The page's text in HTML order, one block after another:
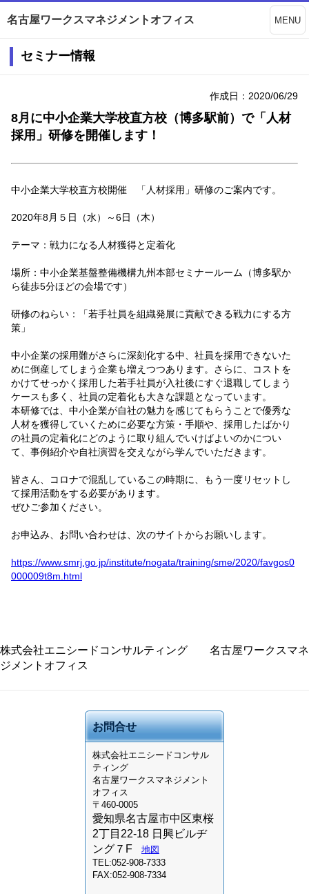
名古屋ワークスマネジメントオフィス MENU
セミナー情報
作成日：2020/06/29
8月に中小企業大学校直方校（博多駅前）で「人材
採用」研修を開催します！
中小企業大学校直方校開催 「人材採用」研修のご案内です。
2020年8月５日（水）～6日（木）
テーマ：戦力になる人材獲得と定着化
場所：中小企業基盤整備機構九州本部セミナールーム（博多駅か
ら徒歩5分ほどの会場です）
研修のねらい：「若手社員を組織発展に貢献できる戦力にする方
策」
中小企業の採用難がさらに深刻化する中、社員を採用できないた
めに倒産してしまう企業も増えつつあります。さらに、コストを
かけてせっかく採用した若手社員が入社後にすぐ退職してしまう
ケースも多く、社員の定着化も大きな課題となっています。
本研修では、中小企業が自社の魅力を感じてもらうことで優秀な
人材を獲得していくために必要な方策・手順や、採用したばかり
の社員の定着化にどのように取り組んでいけばよいのかについ
て、事例紹介や自社演習を交えながら学んでいただきます。
皆さん、コロナで混乱しているこの時期に、もう一度リセットし
て採用活動をする必要があります。
ぜひご参加ください。
お申込み、お問い合わせは、次のサイトからお願いします。
https://www.smrj.go.jp/institute/nogata/training/sme/2020/favgos0
000009t8m.html
株式会社エニシードコンサルティング 名古屋ワークスマネ
ジメントオフィス
お問合せ
株式会社エニシードコンサル
ティング
名古屋ワークスマネジメント
オフィス
〒460-0005
愛知県名古屋市中区東桜
2丁目22-18 日興ビルヂ
ング７F
地図
TEL:052-908-7333
FAX:052-908-7334